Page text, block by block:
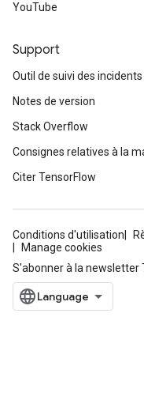
YouTube
Support
Outil de suivi des incidents
Notes de version
Stack Overflow
Consignes relatives à la
Citer TensorFlow
Conditions d'utilisation
Manage cookies
S'abonner à la newsletter